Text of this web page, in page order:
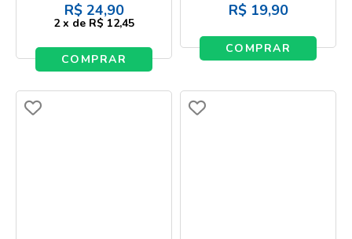
R$ 24,90
2 x de R$ 12,45
COMPRAR
R$ 19,90
COMPRAR